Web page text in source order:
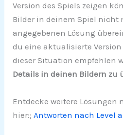
Version des Spiels zeigen
Bilder in deinem Spiel nicht
angegebenen Lösung
du eine aktualisierte Version
dieser Situation empfehlen
Details in deinen Bildern zu
Entdecke weitere Lösungen
hier:; Antworten nach Level